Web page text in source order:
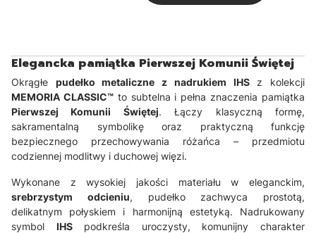
Elegancka pamiątka Pierwszej Komunii Świętej
Okrągłe pudełko metaliczne z nadrukiem IHSz kolekcji
MEMORIA CLASSIC™to subtelna i pełna znaczenia pamiątka
Pierwszej Komunii Świętej. Łączy klasyczną formę,
sakramentalną symbolikę oraz praktyczną funkcję
bezpiecznego przechowywania różańca – przedmiotu
codziennej modlitwy i duchowej więzi.
Wykonane z wysokiej jakości materiału w eleganckim,
srebrzystym odcieniu, pudełko zachwyca prostotą,
delikatnym połyskiem i harmonijną estetyką. Nadrukowany
symbol IHSpodkreśla uroczysty, komunijny charakter